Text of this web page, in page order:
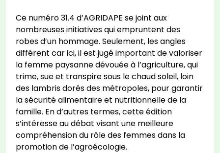
Ce numéro 31.4 d’AGRIDAPE se joint aux
nombreuses initiatives qui empruntent des
robes d’un hommage. Seulement, les angles
différent car ici, il est jugé important de valoriser
la femme paysanne dévouée à l’agriculture, qui
trime, sue et transpire sous le chaud soleil, loin
des lambris dorés des métropoles, pour garantir
la sécurité alimentaire et nutritionnelle de la
famille. En d’autres termes, cette édition
s’intéresse au débat visant une meilleure
compréhension du rôle des femmes dans la
promotion de l’agroécologie.